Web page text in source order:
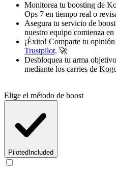
Monitorea tu boosting de
Ops 7 en tiempo real o
Asegura tu servicio de
nuestro equipo comienza
¡Éxito! Comparte tu
Trustpilot. 🚀
Desbloquea tu arma
mediante los carries de
Elige el método de boost
Piloted Included